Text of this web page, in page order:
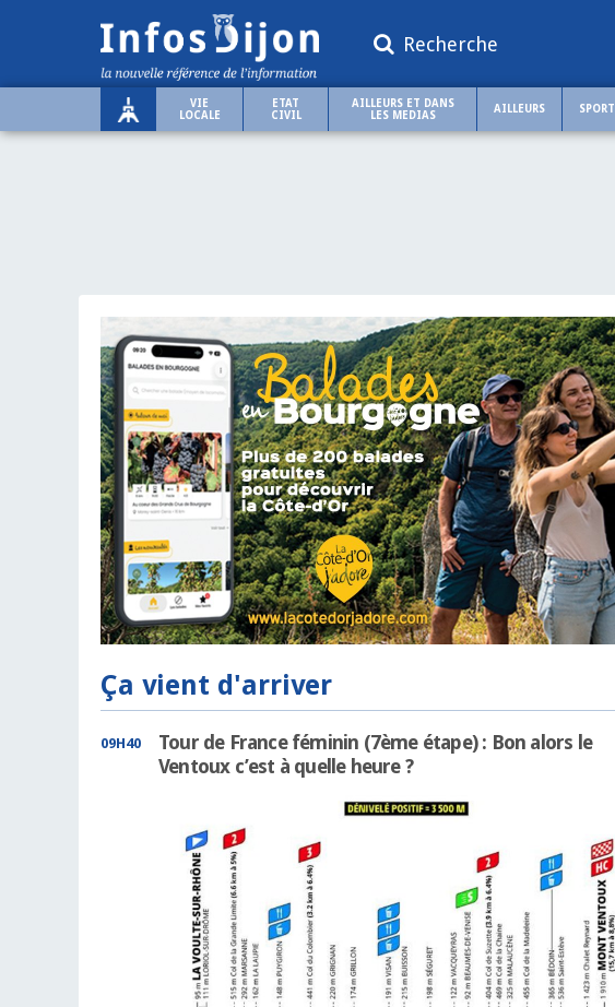
Recherche
VIE
LOCALE
ETAT
CIVIL
AILLEURS ET DANS
LES MEDIAS
AILLEURS SPORT
Ça vient d'arriver
09H40
Tour de France féminin (7ème étape) : Bon alors le
Ventoux c’est à quelle heure ?